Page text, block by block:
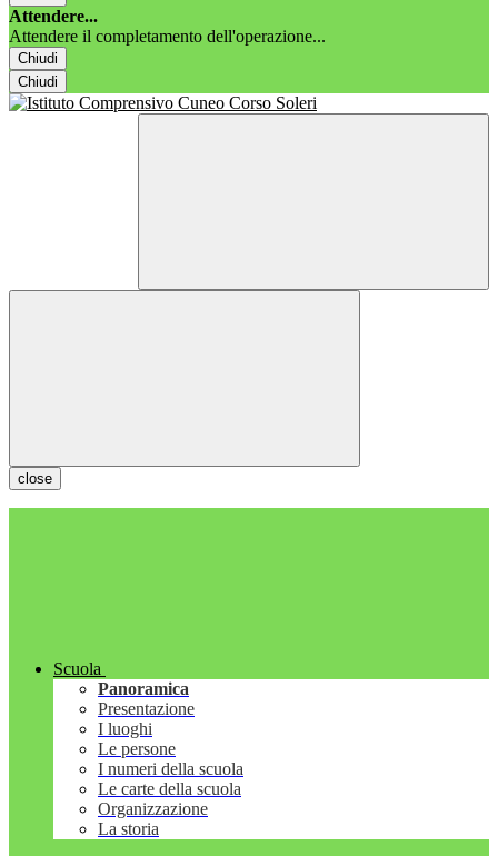
Attendere...
Attendere il completamento dell'operazione...
Chiudi
Chiudi
close
Scuola
Panoramica
Presentazione
I luoghi
Le persone
I numeri della scuola
Le carte della scuola
Organizzazione
La storia